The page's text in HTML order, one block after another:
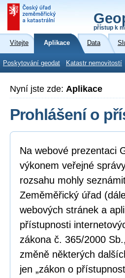
přístup k
Vítejte Aplikace Data
Poskytování geodat Katastr nemovitostí
Nyní jste zde: Aplikace
Prohlášení o
Na webové prezentaci
výkonem veřejné
rozsahu mohly
Zeměměřický úřad
webových stránek a
přístupnosti
zákona č. 365/2000
změně některých
jen „zákon o